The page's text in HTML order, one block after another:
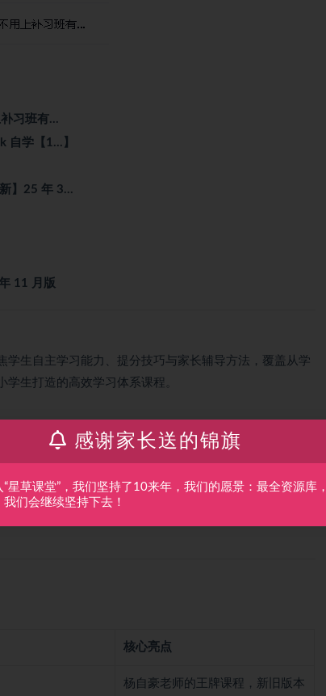
习班有…
自学【1…】
】25 年 3…
11 月版
学生自主学习能力、提分技巧与家长辅导方法，覆盖从学
生打造的高效学习体系课程。
、专项作文课、自学能力课、AI 学习方法课、家长辅导课
能覆盖。
习方法，从 AI 工具辅助自学、作文提分、自主学习能力
不快、提分难” 的核心痛点。
提分技巧，也适合家长学习如何科学辅导孩子学习，实现
核心亮点
杨自豪老师的王牌课程，新旧版本
感谢家长送的锦旗
“星草课堂”，我们坚持了10来年，我们的愿景：最全资源库
们会继续坚持下去！